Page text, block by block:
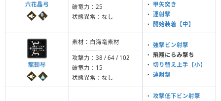
六花晶弓
破竜力：25
状態異常：なし
・ 甲矢突き
・ 連射撃
・
開始装着【中】
龍頭琴
素材：白海竜素材
攻撃力：38 / 64 / 102
破竜力：15
状態異常：なし
・ 強撃ビン射撃
・ 飛翔にらみ撃ち
・ 切り替え上手【小】
・ 連射撃
・ 攻撃低下ビン射撃